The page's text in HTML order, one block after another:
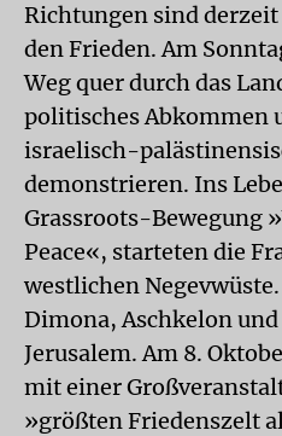
Richtungen sind
den Frieden. Am
Weg quer durch das
politisches Abkommen
israelisch-
demonstrieren. Ins
Grassroots-Bewegung
Peace«, starteten die
westlichen
Dimona, Aschkelon
Jerusalem. Am 8.
mit einer
»größten Friedenszelt